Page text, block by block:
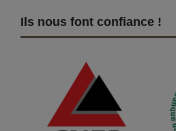
Ils nous font confiance !